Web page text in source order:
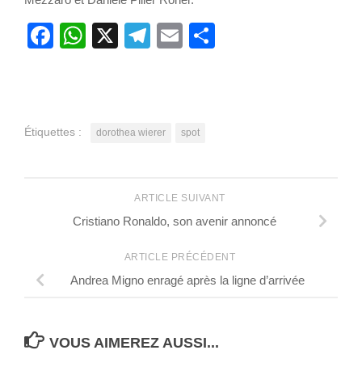
Facebook
WhatsApp
X Telegram
Email
Étiquettes : dorothea wierer spot
ARTICLE SUIVANT
Cristiano Ronaldo, son avenir annoncé
ARTICLE PRÉCÉDENT
Andrea Migno enragé après la ligne d’arrivée
VOUS AIMEREZ AUSSI...